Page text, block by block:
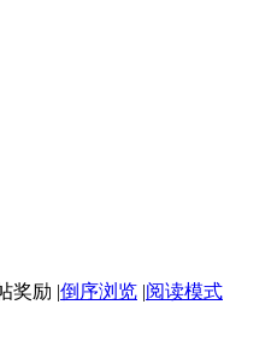
|倒序浏览 |阅读模式